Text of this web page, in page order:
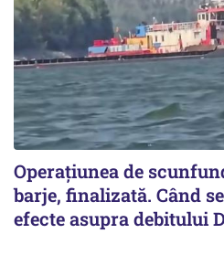
Operațiunea de
barje, finalizată. Când
efecte asupra debitului